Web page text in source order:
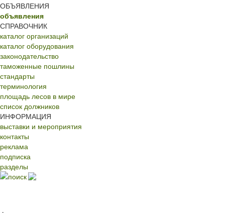
ОБЪЯВЛЕНИЯ
объявления
СПРАВОЧНИК
каталог организаций
каталог оборудования
законодательство
таможенные пошлины
стандарты
терминология
площадь лесов в мире
список должников
ИНФОРМАЦИЯ
выставки и мероприятия
контакты
реклама
подписка
разделы
поиск